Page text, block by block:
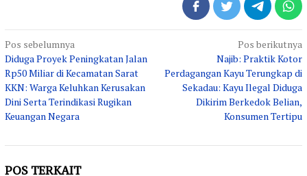
Navigasi
pos
Pos sebelumnya
Diduga Proyek Peningkatan Jalan
Rp50 Miliar di Kecamatan Sarat
KKN: Warga Keluhkan Kerusakan
Dini Serta Terindikasi Rugikan
Keuangan Negara
Pos berikutnya
Najib: Praktik Kotor
Perdagangan Kayu Terungkap di
Sekadau: Kayu Ilegal Diduga
Dikirim Berkedok Belian,
Konsumen Tertipu
POS TERKAIT